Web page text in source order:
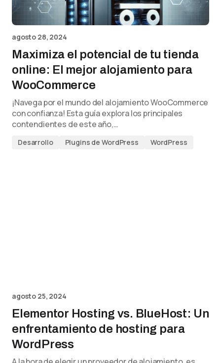
agosto 28, 2024
Maximiza el potencial de tu tienda
online: El mejor alojamiento para
WooCommerce
¡Navega por el mundo del alojamiento WooCommerce
con confianza! Esta guía explora los principales
contendientes de este año,…
Desarrollo Plugins de WordPress WordPress
agosto 25, 2024
Elementor Hosting vs. BlueHost: Un
enfrentamiento de hosting para
WordPress